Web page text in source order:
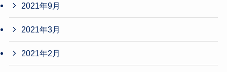
2021年9月
2021年3月
2021年2月